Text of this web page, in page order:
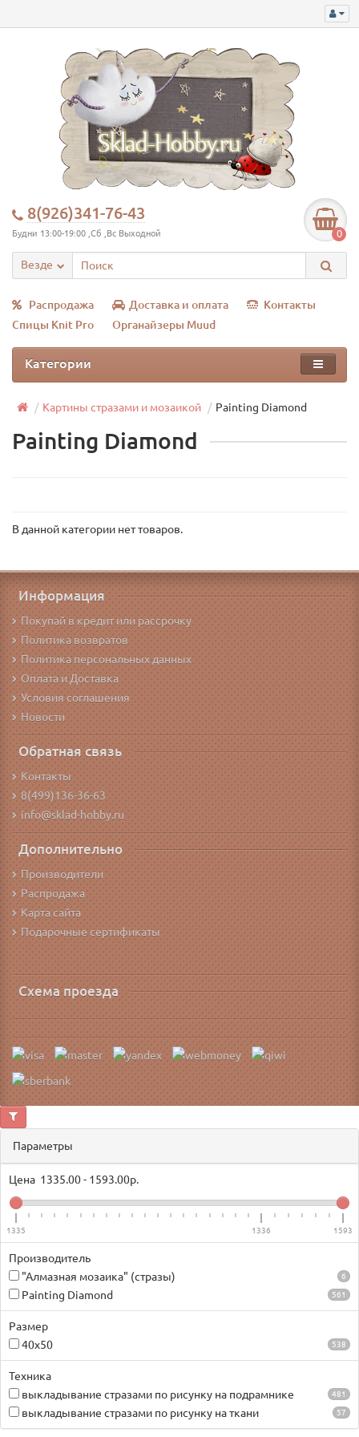
8(926)341-76-43
Будни 13:00-19:00 ,Сб ,Вс Выходной 0
Везде
Распродажа Доставка и оплата
Контакты
Спицы Knit Pro
Органайзеры Muud
Категории
Картины стразами и мозаикой Painting Diamond
Painting Diamond
В данной категории нет товаров.
Информация
Покупай в кредит или рассрочку
Политика возвратов
Политика персональных данных
Оплата и Доставка
Условия соглашения
Новости
Обратная связь
Контакты
8(499)136-36-63
info@sklad-hobby.ru
Дополнительно
Производители
Распродажа
Карта сайта
Подарочные сертификаты
Схема проезда
Параметры
Цена 1335.00- 1593.00р.
1335 1336 1593
Производитель
"Алмазная мозаика" (стразы)
6
Painting Diamond 561
Размер
40х50
538
Техника
выкладывание стразами по рисунку на подрамнике
481
выкладывание стразами по рисунку на ткани 57